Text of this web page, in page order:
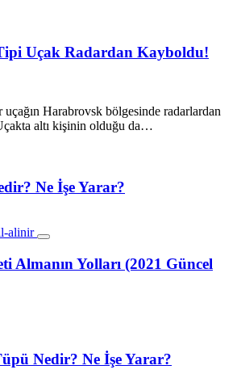
Uçak Radardan Kayboldu!
Harabrovsk bölgesinde radarlardan
altı kişinin olduğu da…
Ne İşe Yarar?
Almanın Yolları (2021 Güncel
Nedir? Ne İşe Yarar?